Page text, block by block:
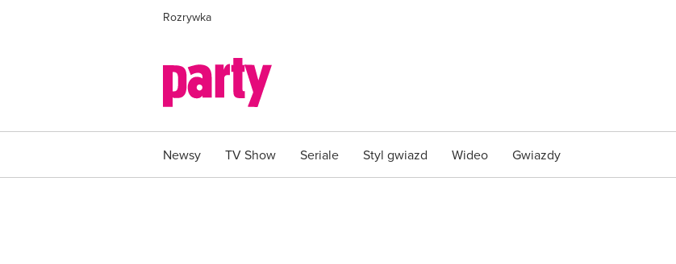
Rozrywka
Newsy TV Show Seriale Styl gwiazd Wideo Gwiazdy